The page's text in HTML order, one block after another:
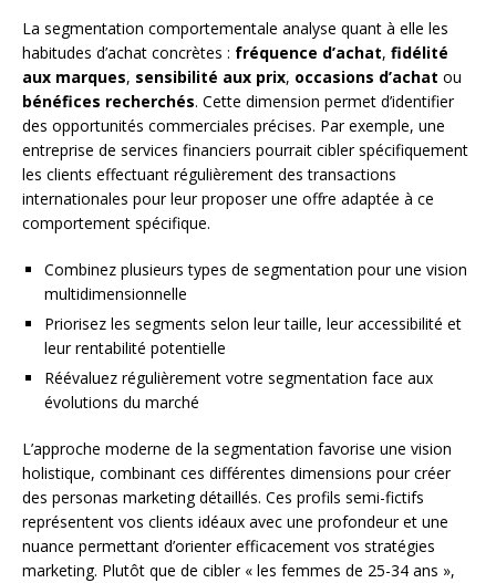
La segmentation comportementale analyse quant à elle les
habitudes d’achat concrètes : fréquence d’achat, fidélité
aux marques, sensibilité aux prix, occasions d’achat ou
bénéfices recherchés. Cette dimension permet d’identifier
des opportunités commerciales précises. Par exemple, une
entreprise de services financiers pourrait cibler spécifiquement
les clients effectuant régulièrement des transactions
internationales pour leur proposer une offre adaptée à ce
comportement spécifique.
Combinez plusieurs types de segmentation pour une vision
multidimensionnelle
Priorisez les segments selon leur taille, leur accessibilité et
leur rentabilité potentielle
Réévaluez régulièrement votre segmentation face aux
évolutions du marché
L’approche moderne de la segmentation favorise une vision
holistique, combinant ces différentes dimensions pour créer
des personas marketing détaillés. Ces profils semi-fictifs
représentent vos clients idéaux avec une profondeur et une
nuance permettant d’orienter efficacement vos stratégies
marketing. Plutôt que de cibler « les femmes de 25-34 ans »,